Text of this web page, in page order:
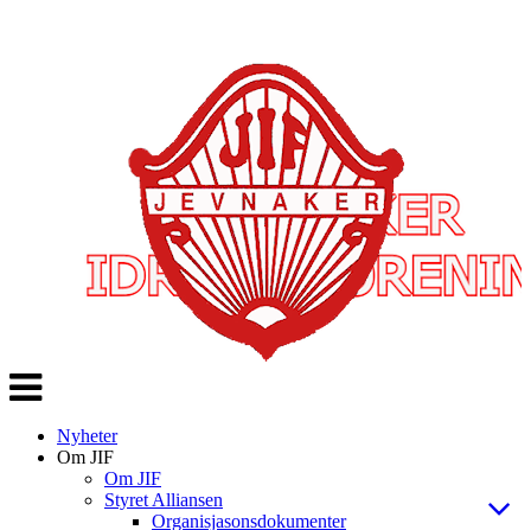
Veksle
navigasjon
Nyheter
Om JIF
Om JIF
Styret Alliansen
Organisjasonsdokumenter